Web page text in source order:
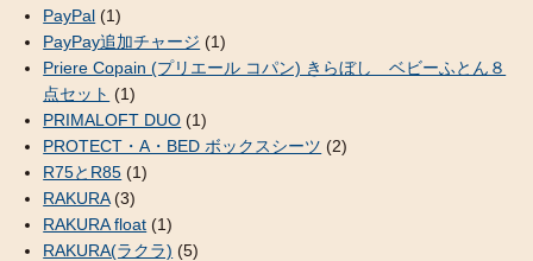
PayPal (1)
PayPay追加チャージ (1)
Priere Copain (プリエール コパン) きらぼし ベビーふとん８
点セット (1)
PRIMALOFT DUO (1)
PROTECT・A・BED ボックスシーツ (2)
R75とR85 (1)
RAKURA(3)
RAKURA float (1)
RAKURA(ラクラ) (5)